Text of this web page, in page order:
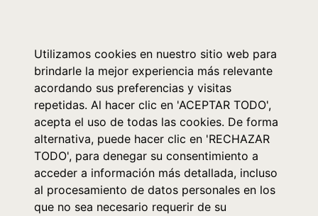
Utilizamos cookies en nuestro sitio web para
brindarle la mejor experiencia más relevante
acordando sus preferencias y visitas
repetidas. Al hacer clic en 'ACEPTAR TODO',
acepta el uso de todas las cookies. De forma
alternativa, puede hacer clic en 'RECHAZAR
TODO', para denegar su consentimiento a
acceder a información más detallada, incluso
al procesamiento de datos personales en los
que no sea necesario requerir de su